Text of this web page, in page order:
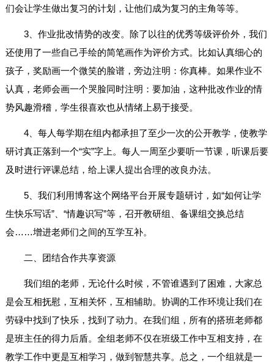
们会让学生做出复习的计划，让他们成为复习的主角等等。
3、作业批改情势的改变。除了以往的优秀等级评价外，我们
还使用了一些自己手绘的简笔画作为评价方式。比如认真细心的
孩子，奖励画一个微笑的脸谱，旁边注明：你真棒。如果作业不
认真，老师会画一个哭脸同时注明：要加油，这种批改作业的情
势风趣滑稽，学生很喜欢也从情绪上易于接受。
4、每人每学期在组内都承担了至少一次的公开教学，使教学
研讨真正落到一个“实”字上。每人一周至少要听一节课，听课后要
及时进行评课总结，给上课人提出合理的改良办法。
5、我们利用博客这个网络平台开展专题研讨，如“如何让学
生快乐写话”、“情趣识写”等，召开教研组、备课组交换总结
会……增进老师们之间的互学互补。
二、团结合作共享资源
我们组的老师，无论什么时候，不管谁遇到了困难，大家总
是会互相抚慰，互相关怀，互相辅助。协调的工作环境让我们在
劳碌中找到了快乐，找到了动力。在我们组，所有的搭班老师都
是班主任的得力后盾。全组老师不仅在班级工作中互相支持，在
教学工作中更是互相学习，做到智慧共享。总之，一个组就是一